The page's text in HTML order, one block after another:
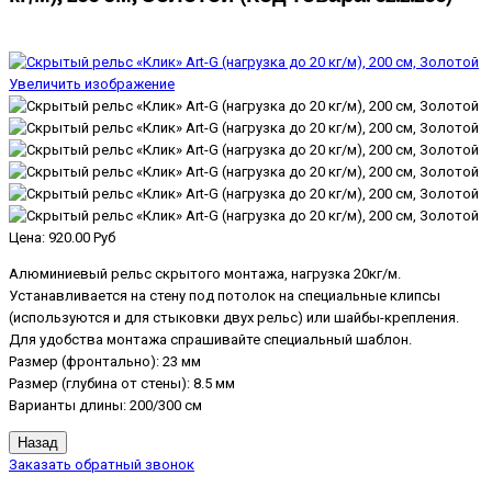
Увеличить изображение
Цена: 920.00 Руб
Алюминиевый рельс скрытого монтажа, нагрузка 20кг/м.
Устанавливается на стену под потолок на специальные клипсы
(используются и для стыковки двух рельс) или шайбы-крепления.
Для удобства монтажа спрашивайте специальный шаблон.
Размер (фронтально): 23 мм
Размер (глубина от стены): 8.5 мм
Варианты длины: 200/300 см
Заказать обратный звонок